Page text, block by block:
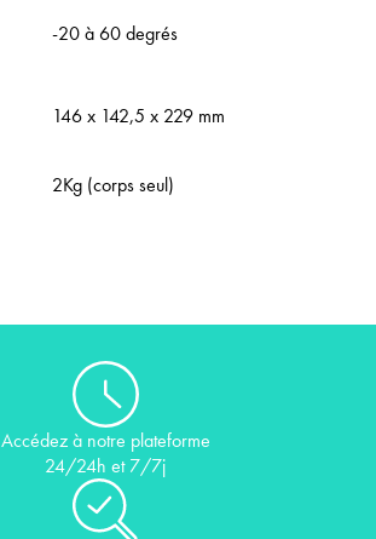
-20 à 60 degrés
146 x 142,5 x 229 mm
2Kg (corps seul)
Accédez à notre plateforme
24/24h et 7/7j